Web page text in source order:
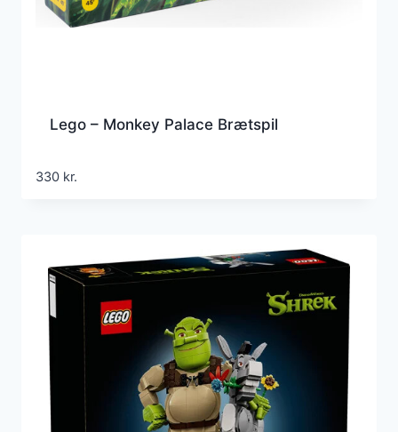
Lego – Monkey Palace Brætspil
330 kr.